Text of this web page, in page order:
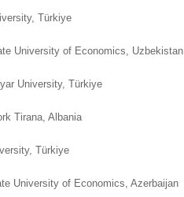
Türkiye
University of Economics, Uzbekistan
University, Türkiye
Tirana, Albania
Türkiye
University of Economics, Azerbaijan